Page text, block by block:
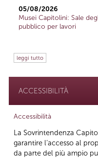
05/08/2026
Musei Capitolini: Sale
pubblico per lavori
leggi tutto
ACCESSIBILITÀ
Accessibilità
La Sovrintendenza
garantire l’accesso al
da parte del più ampio